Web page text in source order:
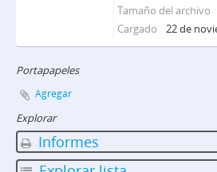
Tamaño del archivo
Cargado
22 de
Portapapeles
Agregar
Explorar
Informes